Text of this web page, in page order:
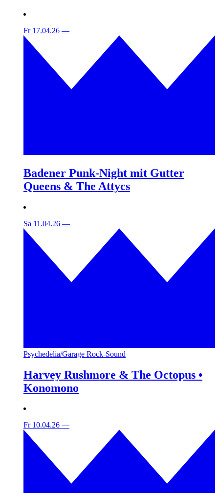
Fr 17.04.26 —
Badener Punk-Night mit Gutter
Queens & The Attycs
Sa 11.04.26 —
Psychedelia/Garage Rock-Sound
Harvey Rushmore & The Octopus •
Konomono
Fr 10.04.26 —